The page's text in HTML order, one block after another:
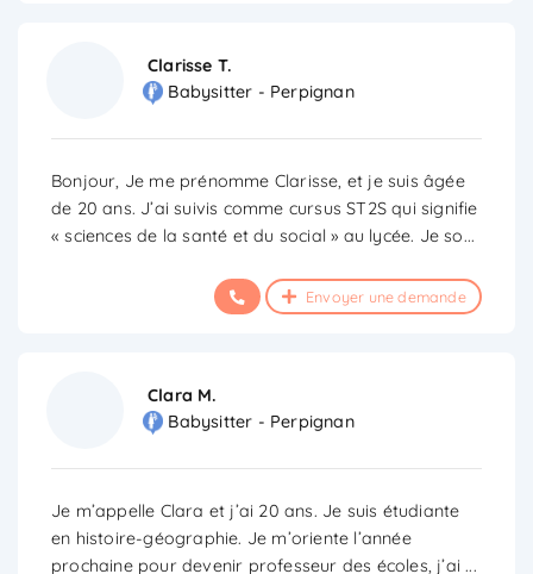
Clarisse T.
Babysitter - Perpignan
Bonjour, Je me prénomme Clarisse, et je suis âgée
de 20 ans. J’ai suivis comme cursus ST2S qui signifie
« sciences de la santé et du social » au lycée. Je so...
Envoyer une demande
Clara M.
Babysitter - Perpignan
Je m’appelle Clara et j’ai 20 ans. Je suis étudiante
en histoire-géographie. Je m’oriente l’année
prochaine pour devenir professeur des écoles, j’ai...